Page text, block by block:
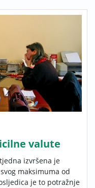
valute
izvršena je
maksimuma od
je to potražnje